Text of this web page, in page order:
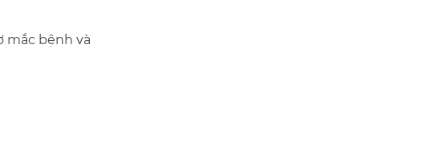
mắc bệnh và